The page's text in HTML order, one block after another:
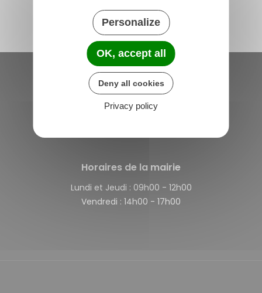
Saint-Michel-de-Plélan
4 rue des Terre Neuvas
Horaires de la mairie
Lundi et Jeudi : 09h00 - 12h00
Vendredi : 14h00 - 17h00
Personalize
OK, accept all
Deny all cookies
Privacy policy